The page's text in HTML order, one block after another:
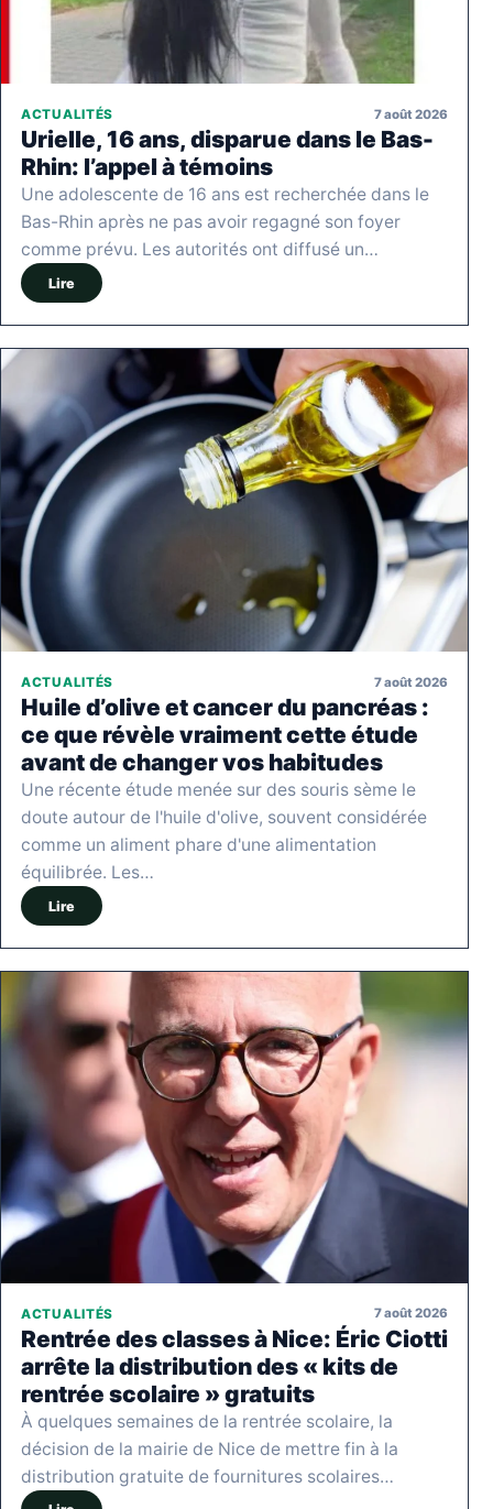
ACTUALITÉS 7 août 2026
Urielle, 16 ans, disparue dans le Bas-
Rhin: l’appel à témoins
Une adolescente de 16 ans est recherchée dans le
Bas-Rhin après ne pas avoir regagné son foyer
comme prévu. Les autorités ont diffusé un…
Lire
ACTUALITÉS 7 août 2026
Huile d’olive et cancer du pancréas :
ce que révèle vraiment cette étude
avant de changer vos habitudes
Une récente étude menée sur des souris sème le
doute autour de l'huile d'olive, souvent considérée
comme un aliment phare d'une alimentation
équilibrée. Les…
Lire
ACTUALITÉS 7 août 2026
Rentrée des classes à Nice: Éric Ciotti
arrête la distribution des « kits de
rentrée scolaire » gratuits
À quelques semaines de la rentrée scolaire, la
décision de la mairie de Nice de mettre fin à la
distribution gratuite de fournitures scolaires…